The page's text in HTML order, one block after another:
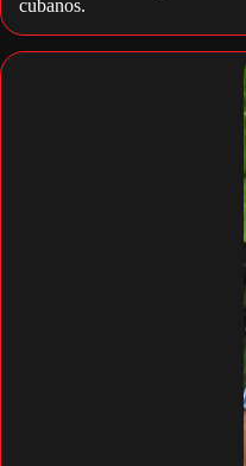
cubanos.